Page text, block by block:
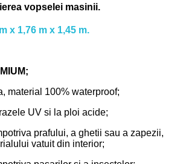
vopselei masinii.
x 1,76 m x 1,45 m.
material 100% waterproof;
UV si la ploi acide;
prafului, a ghetii sau a zapezii,
vatuit din interior;